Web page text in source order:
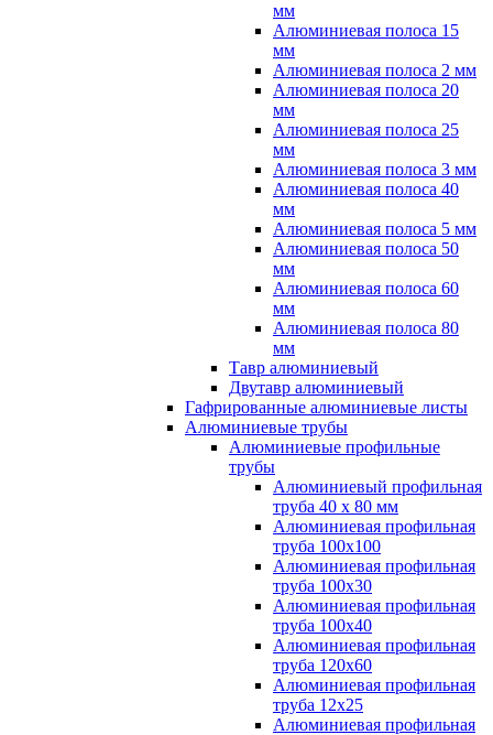
мм
Алюминиевая полоса 15
мм
Алюминиевая полоса 2 мм
Алюминиевая полоса 20
мм
Алюминиевая полоса 25
мм
Алюминиевая полоса 3 мм
Алюминиевая полоса 40
мм
Алюминиевая полоса 5 мм
Алюминиевая полоса 50
мм
Алюминиевая полоса 60
мм
Алюминиевая полоса 80
мм
Тавр алюминиевый
Двутавр алюминиевый
Гафрированные алюминиевые листы
Алюминиевые трубы
Алюминиевые профильные
трубы
Алюминиевый профильная
труба 40 х 80 мм
Алюминиевая профильная
труба 100х100
Алюминиевая профильная
труба 100х30
Алюминиевая профильная
труба 100х40
Алюминиевая профильная
труба 120х60
Алюминиевая профильная
труба 12x25
Алюминиевая профильная